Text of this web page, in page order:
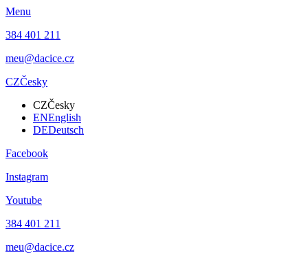
Menu
384 401 211
meu@dacice.cz
CZČesky
CZČesky
ENEnglish
DEDeutsch
Facebook
Instagram
Youtube
384 401 211
meu@dacice.cz